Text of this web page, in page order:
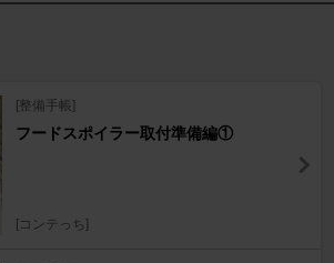
[整備手帳]
フードスポイラー取付準備編①
[コンテっち]